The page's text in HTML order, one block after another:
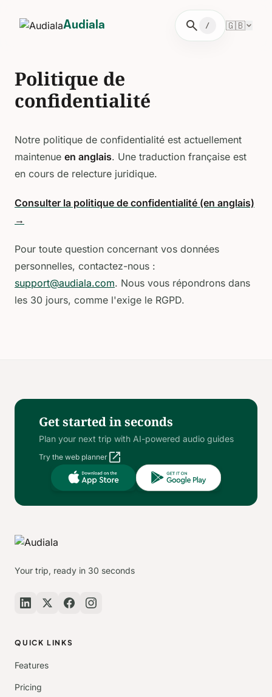
Audiala search / 🇬🇧
Politique de
confidentialité
Notre politique de confidentialité est actuellement
maintenue en anglais. Une traduction française est
en cours de relecture juridique.
Consulter la politique de confidentialité (en anglais)
→
Pour toute question concernant vos données
personnelles, contactez-nous :
support@audiala.com. Nous vous répondrons dans
les 30 jours, comme l'exige le RGPD.
Get started in seconds
Plan your next trip with AI-powered audio guides
Try the web planneropen_in_new
Your trip, ready in 30 seconds
QUICK LINKS
Features
Pricing